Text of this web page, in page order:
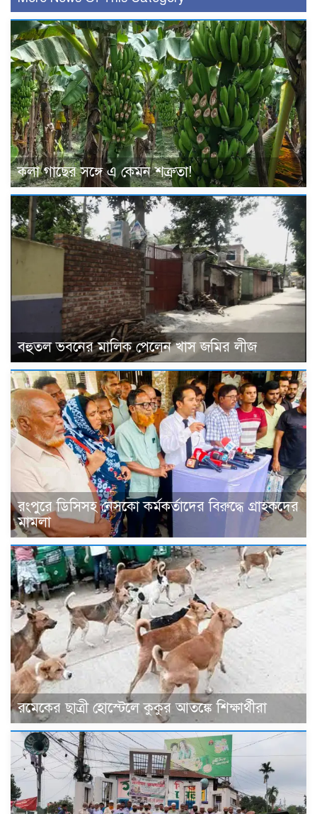
কলা গাছের সঙ্গে এ কেমন শত্রুতা!
বহুতল ভবনের মালিক পেলেন খাস জমির লীজ
রংপুরে ডিসিসহ নেসকো কর্মকর্তাদের বিরুদ্ধে গ্রাহকদের
মামলা
রমেকের ছাত্রী হোস্টেলে কুকুর আতঙ্কে শিক্ষার্থীরা